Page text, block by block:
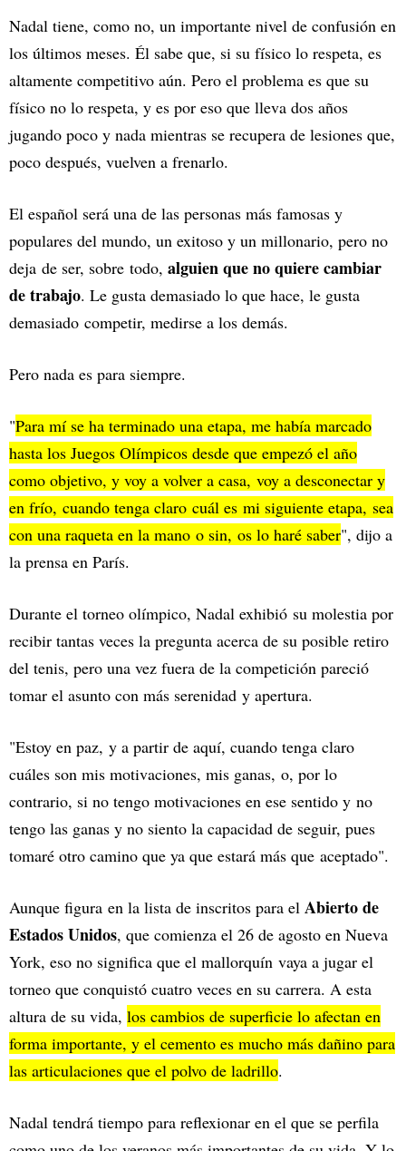
Nadal tiene, como no, un importante nivel de confusión en
los últimos meses. Él sabe que, si su físico lo respeta, es
altamente competitivo aún. Pero el problema es que su
físico no lo respeta, y es por eso que lleva dos años
jugando poco y nada mientras se recupera de lesiones que,
poco después, vuelven a frenarlo.
El español será una de las personas más famosas y
populares del mundo, un exitoso y un millonario, pero no
deja de ser, sobre todo, alguien que no quiere cambiar
de trabajo. Le gusta demasiado lo que hace, le gusta
demasiado competir, medirse a los demás.
Pero nada es para siempre.
"Para mí se ha terminado una etapa, me había marcado
hasta los Juegos Olímpicos desde que empezó el año
como objetivo, y voy a volver a casa, voy a desconectar y
en frío, cuando tenga claro cuál es mi siguiente etapa, sea
con una raqueta en la mano o sin, os lo haré saber", dijo a
la prensa en París.
Durante el torneo olímpico, Nadal exhibió su molestia por
recibir tantas veces la pregunta acerca de su posible retiro
del tenis, pero una vez fuera de la competición pareció
tomar el asunto con más serenidad y apertura.
"Estoy en paz, y a partir de aquí, cuando tenga claro
cuáles son mis motivaciones, mis ganas, o, por lo
contrario, si no tengo motivaciones en ese sentido y no
tengo las ganas y no siento la capacidad de seguir, pues
tomaré otro camino que ya que estará más que aceptado".
Aunque figura en la lista de inscritos para el Abierto de
Estados Unidos, que comienza el 26 de agosto en Nueva
York, eso no significa que el mallorquín vaya a jugar el
torneo que conquistó cuatro veces en su carrera. A esta
altura de su vida, los cambios de superficie lo afectan en
forma importante, y el cemento es mucho más dañino para
las articulaciones que el polvo de ladrillo.
Nadal tendrá tiempo para reflexionar en el que se perfila